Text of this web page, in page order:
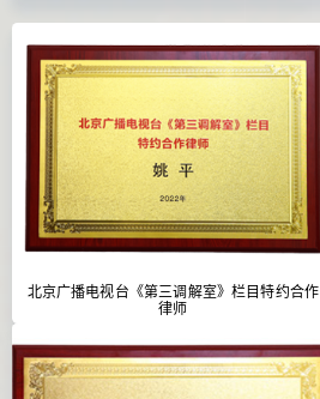
北京广播电视台《第三调解室》栏目特约合作
律师